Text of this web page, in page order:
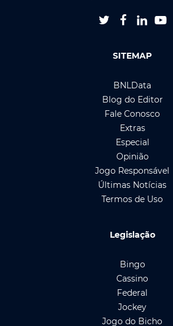
   
SITEMAP
BNLData
Blog do Editor
Fale Conosco
Extras
Especial
Opinião
Jogo Responsável
Últimas Notícias
Termos de Uso
Legislação
Bingo
Cassino
Federal
Jockey
Jogo do Bicho